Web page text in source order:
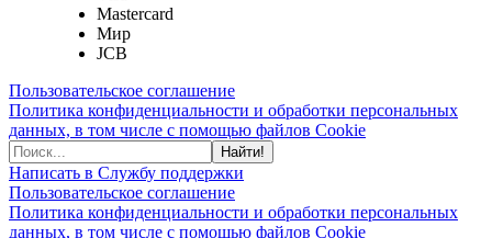
Mastercard
Мир
JCB
Пользовательское соглашение
Политика конфиденциальности и обработки персональных
данных, в том числе с помощью файлов Cookie
Найти!
Написать в Службу поддержки
Пользовательское соглашение
Политика конфиденциальности и обработки персональных
данных, в том числе с помощью файлов Cookie